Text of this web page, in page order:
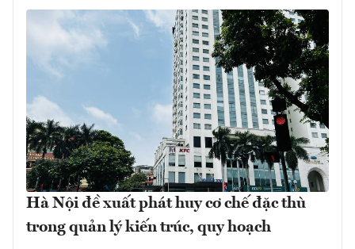
Hà Nội đề xuất phát huy cơ chế đặc thù
trong quản lý kiến trúc, quy hoạch